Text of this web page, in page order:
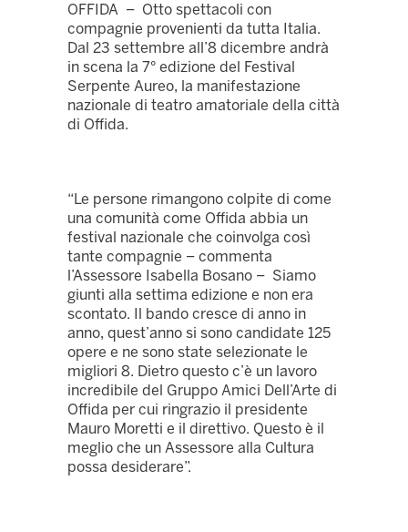
OFFIDA – Otto spettacoli con
compagnie provenienti da tutta Italia.
Dal 23 settembre all’8 dicembre andrà
in scena la 7° edizione del Festival
Serpente Aureo, la manifestazione
nazionale di teatro amatoriale della città
di Offida.
“Le persone rimangono colpite di come
una comunità come Offida abbia un
festival nazionale che coinvolga così
tante compagnie – commenta
l’Assessore Isabella Bosano – Siamo
giunti alla settima edizione e non era
scontato. Il bando cresce di anno in
anno, quest’anno si sono candidate 125
opere e ne sono state selezionate le
migliori 8. Dietro questo c’è un lavoro
incredibile del Gruppo Amici Dell’Arte di
Offida per cui ringrazio il presidente
Mauro Moretti e il direttivo. Questo è il
meglio che un Assessore alla Cultura
possa desiderare”.